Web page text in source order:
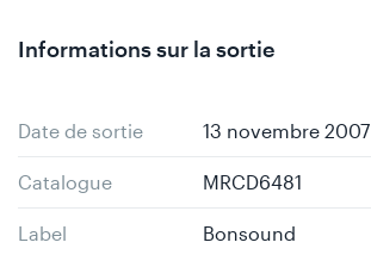
Informations sur la sortie
Date de sortie 13 novembre 2007
Catalogue MRCD6481
Label Bonsound